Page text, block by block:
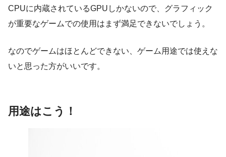
CPUに内蔵されているGPUしかないので、グラフィック
が重要なゲームでの使用はまず満足できないでしょう。
なのでゲームはほとんどできない、ゲーム用途では使えな
いと思った方がいいです。
用途はこう！